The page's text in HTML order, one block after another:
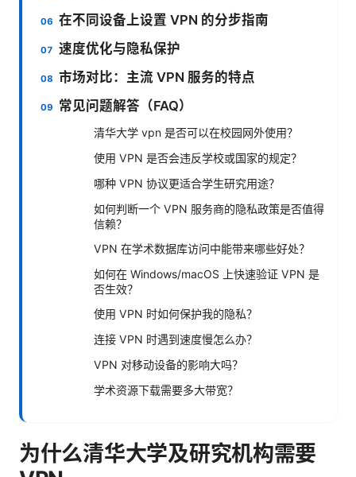
在不同设备上设置 VPN 的分步指南
速度优化与隐私保护
市场对比：主流 VPN 服务的特点
常见问题解答（FAQ）
清华大学 vpn 是否可以在校园网外使用？
使用 VPN 是否会违反学校或国家的规定？
哪种 VPN 协议更适合学生研究用途？
如何判断一个 VPN 服务商的隐私政策是否值得
信赖？
VPN 在学术数据库访问中能带来哪些好处？
如何在 Windows/macOS 上快速验证 VPN 是
否生效？
使用 VPN 时如何保护我的隐私？
连接 VPN 时遇到速度慢怎么办？
VPN 对移动设备的影响大吗？
学术资源下载需要多大带宽？
为什么清华大学及研究机构需要